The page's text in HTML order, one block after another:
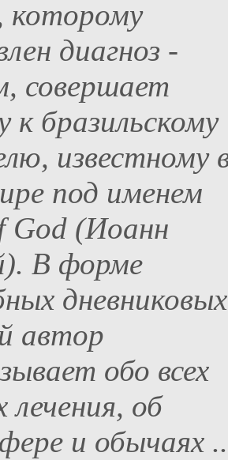
которому
диагноз -
совершает
к бразильскому
известному
под именем
God (Иоанн
В форме
дневниковых
автор
обо всех
лечения, об
и обычаях